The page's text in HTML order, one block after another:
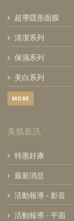
超導隱形面膜
清潔系列
保濕系列
美白系列
MORE
美肌新訊
特惠好康
最新消息
活動報導 - 影音
活動報導 - 平面